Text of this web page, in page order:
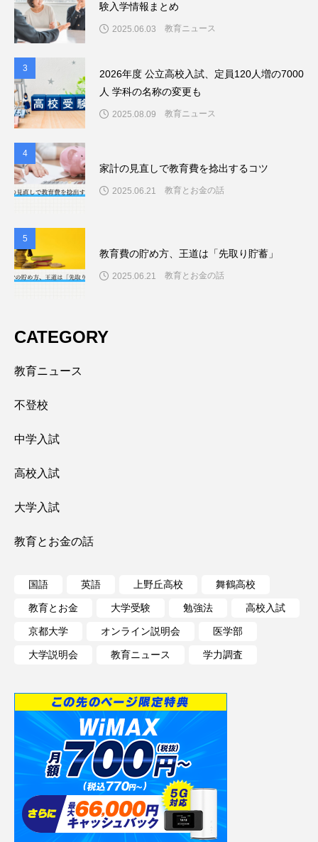
験入学情報まとめ
2025.06.03 教育ニュース
3
2026年度 公立高校入試、定員120人増の7000
人 学科の名称の変更も
2025.08.09 教育ニュース
4
家計の見直しで教育費を捻出するコツ
2025.06.21 教育とお金の話
5
教育費の貯め方、王道は「先取り貯蓄」
2025.06.21 教育とお金の話
CATEGORY
教育ニュース
不登校
中学入試
高校入試
大学入試
教育とお金の話
国語 英語 上野丘高校 舞鶴高校
教育とお金 大学受験 勉強法 高校入試
京都大学 オンライン説明会 医学部
大学説明会 教育ニュース 学力調査